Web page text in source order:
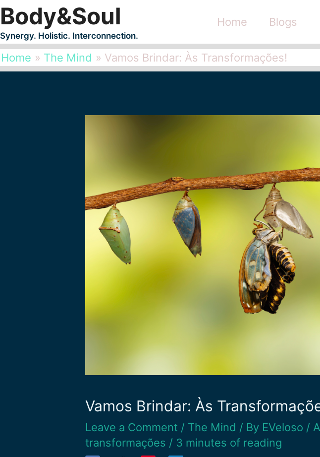
Skip
to
content
Body&Soul
Synergy. Holistic. Interconnection.
Home Blogs
Home The Mind Vamos Brindar: Às Transformações!
Vamos Brindar: Às
Leave a Comment / The Mind / By EVeloso /
transformações / 3 minutes of reading